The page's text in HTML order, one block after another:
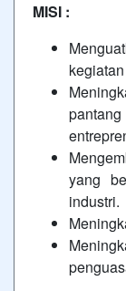
MISI :
yang
industri.